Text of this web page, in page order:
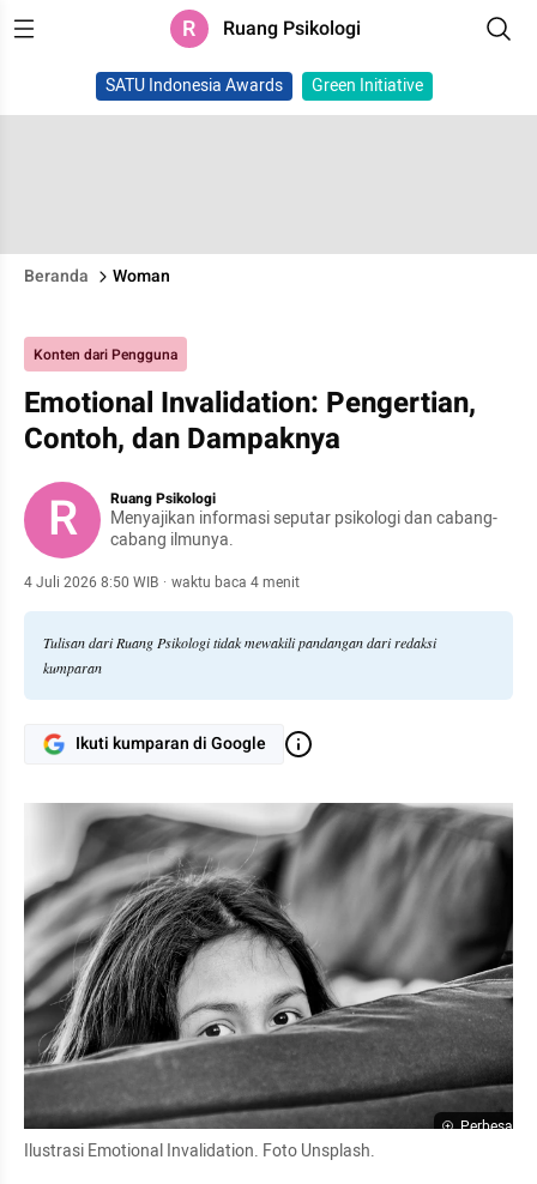
R Ruang Psikologi
SATU Indonesia Awards Green Initiative
Beranda Woman
Konten dari Pengguna
Emotional Invalidation: Pengertian,
Contoh, dan Dampaknya
R Ruang Psikologi
Menyajikan informasi seputar psikologi dan cabang-
cabang ilmunya.
4 Juli 2026 8:50 WIB · waktu baca 4 menit
Tulisan dari Ruang Psikologi tidak mewakili pandangan dari redaksi
kumparan
Ikuti kumparan di Google
Perbesar
Ilustrasi Emotional Invalidation. Foto Unsplash.